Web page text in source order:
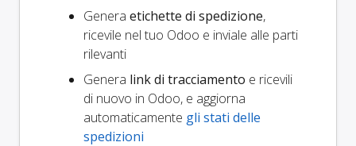
Genera etichette di spedizione,
ricevile nel tuo Odoo e inviale alle parti
rilevanti
Genera link di tracciamento e ricevili
di nuovo in Odoo, e aggiorna
automaticamente gli stati delle
spedizioni